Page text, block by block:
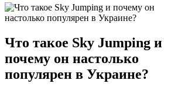
Что такое Sky Jumping и
почему он настолько
популярен в Украине?